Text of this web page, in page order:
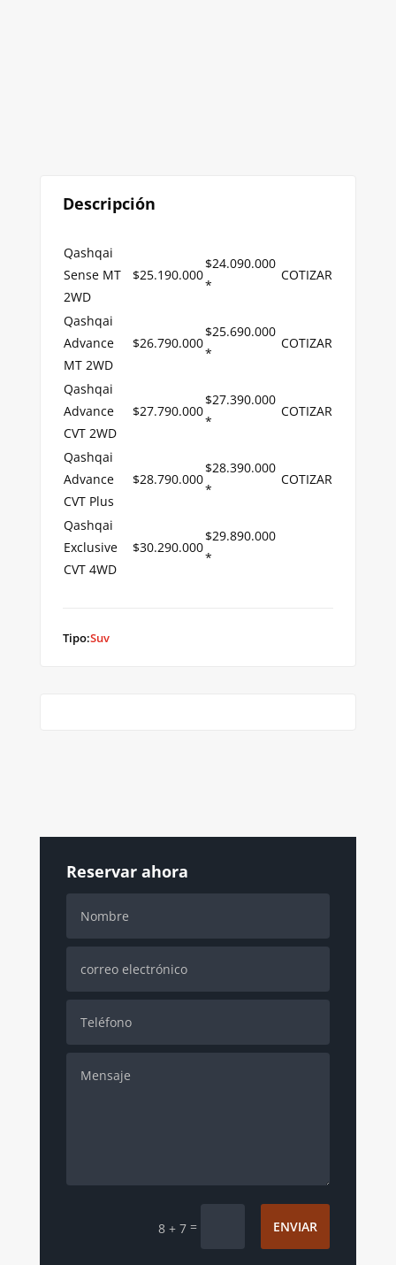
Descripción
Qashqai
Sense MT
2WD
$25.190.000
$24.090.000
*
COTIZAR
Qashqai
Advance
MT 2WD
$26.790.000
$25.690.000
*
COTIZAR
Qashqai
Advance
CVT 2WD
$27.790.000
$27.390.000
*
COTIZAR
Qashqai
Advance
CVT Plus
$28.790.000
$28.390.000
*
COTIZAR
Qashqai
Exclusive
CVT 4WD
$30.290.000
$29.890.000
*
Tipo:Suv
Reservar ahora
8 + 7 = ENVIAR